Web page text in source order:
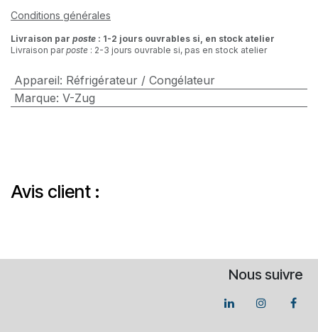
Conditions générales
Livraison par poste : 1-2 jours ouvrables si, en stock atelier
Livraison parposte : 2-3 jours ouvrable si, pas en stock atelier
Appareil: Réfrigérateur / Congélateur
Marque: V-Zug
Avis client :
Nous suivre